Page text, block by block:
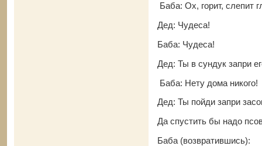
Баба: Ох, горит, слепит
Дед: Чудеса!
Баба: Чудеса!
Дед: Ты в сундук запри
Баба: Нету дома никого!
Дед: Ты пойди запри
Да спустить бы надо
Баба (возвратившись):